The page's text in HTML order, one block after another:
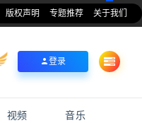
版权声明 专题推荐 关于我们
登录
视频 音乐